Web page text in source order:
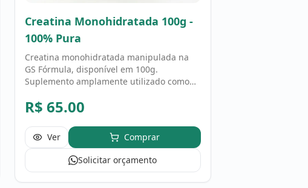
Creatina Monohidratada 100g -
100% Pura
Creatina monohidratada manipulada na
GS Fórmula, disponível em 100g.
Suplemento amplamente utilizado como
conforme orientação de profissional de
R$ 65.00
Ver
Comprar
Solicitar orçamento